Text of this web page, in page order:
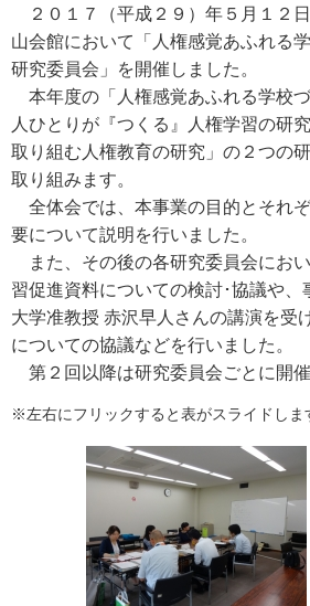
２０１７（平成２９）年５月１２
山会館において「人権感覚あふれる
研究委員会」を開催しました。
本年度の「人権感覚あふれる学校
人ひとりが『つくる』人権学習の研
取り組む人権教育の研究」の２つの
取り組みます。
全体会では、本事業の目的とそれ
要について説明を行いました。
また、その後の各研究委員会にお
習促進資料についての検討･協議や
大学准教授 赤沢早人さんの講演を受
についての協議などを行いました。
第２回以降は研究委員会ごとに開催
※左右にフリックすると表がスライドしま